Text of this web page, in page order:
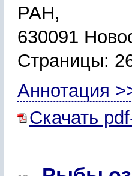
РАН,
630091
Страницы:
Аннотация
Скачать